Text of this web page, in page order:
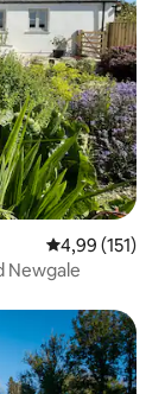
4,99 (151)
Newgale